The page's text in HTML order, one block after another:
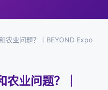
农业问题？｜BEYOND Expo
业问题？｜